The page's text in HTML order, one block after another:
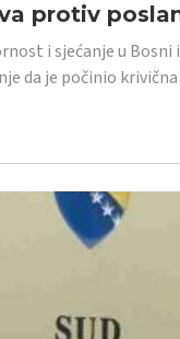
protiv
i sjećanje u
da je počinio